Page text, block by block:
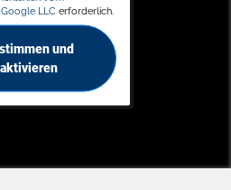
LLC erforderlich.
und
aktivieren